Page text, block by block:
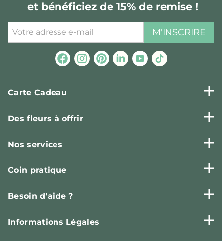
et bénéficiez de 15% de remise !
M'INSCRIRE
Carte Cadeau
Des fleurs à offrir
Nos services
Coin pratique
Besoin d'aide ?
Informations Légales